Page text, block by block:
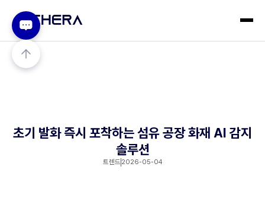
초기 발화 즉시 포착하는 섬유 공장 화재 AI 감지
솔루션
트렌드 2026-05-04